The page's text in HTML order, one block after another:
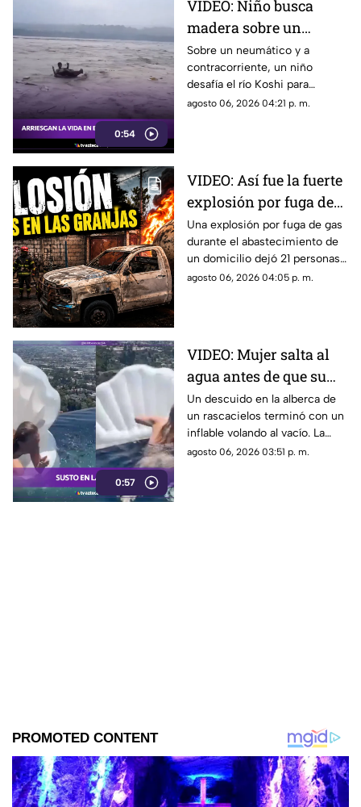
0:54
VIDEO: Niño busca
madera sobre un
neumático en el río
Koshi, en la frontera de
India y Nepal
Sobre un neumático y a
contracorriente, un niño
desafía el río Koshi para
recolectar madera. Una
agosto 06, 2026 04:21 p. m.
VIDEO: Así fue la fuerte
explosión por fuga de
gas en Cuernavaca: 21
heridos
Una explosión por fuga de gas
durante el abastecimiento de
un domicilio dejó 21 personas
heridas y daños en viviendas y
agosto 06, 2026 04:05 p. m.
0:57
VIDEO: Mujer salta al
agua antes de que su
inflable vuele al vacío
en un rascacielos
Un descuido en la alberca de
un rascacielos terminó con un
inflable volando al vacío. La
rápida reacción de una mujer
agosto 06, 2026 03:51 p. m.